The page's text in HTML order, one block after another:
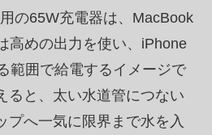
の65W充電器は、MacBook
高めの出力を使い、iPhone
範囲で給電するイメージで
ると、太い水道管につない
プへ一気に限界まで水を入